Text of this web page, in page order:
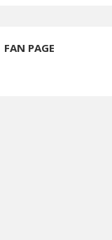
FAN PAGE